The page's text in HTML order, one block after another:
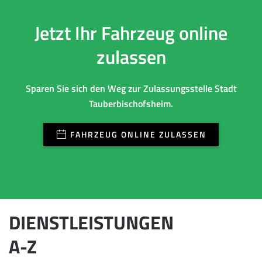
Jetzt Ihr Fahrzeug online
zulassen
Sparen Sie sich den Weg zur Zulassungsstelle Stadt
Tauberbischofsheim.
FAHRZEUG ONLINE ZULASSEN
DIENSTLEISTUNGEN
A-Z